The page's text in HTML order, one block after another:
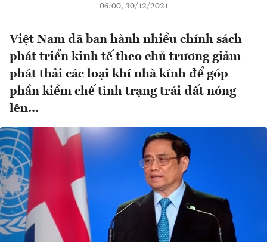
06:00, 30/12/2021
Việt Nam đã ban hành nhiều chính sách
phát triển kinh tế theo chủ trương giảm
phát thải các loại khí nhà kính để góp
phần kiềm chế tình trạng trái đất nóng
lên...